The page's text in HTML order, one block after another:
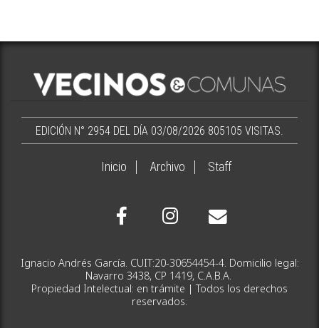
EDICIÓN N° 2954 DEL DÍA 03/08/2026 805105 VISITAS.
Inicio Archivo Staff
Ignacio Andrés García. CUIT:20-30654454-4. Domicilio legal:
Navarro 3438, CP 1419, C.A.B.A.
Propiedad Intelectual: en trámite | Todos los derechos
reservados.